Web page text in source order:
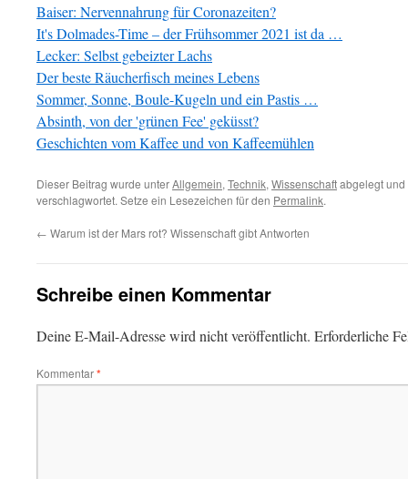
Baiser: Nervennahrung für Coronazeiten?
It's Dolmades-Time – der Frühsommer 2021 ist da …
Lecker: Selbst gebeizter Lachs
Der beste Räucherfisch meines Lebens
Sommer, Sonne, Boule-Kugeln und ein Pastis …
Absinth, von der 'grünen Fee' geküsst?
Geschichten vom Kaffee und von Kaffeemühlen
Dieser Beitrag wurde unterAllgemein, Technik, Wissenschaftabgelegt
verschlagwortet. Setze ein Lesezeichen für den Permalink.
← Warum ist der Mars rot? Wissenschaft gibt Antworten
Schreibe einen Kommentar
Deine E-Mail-Adresse wird nicht veröffentlicht. Erforderliche
Kommentar*